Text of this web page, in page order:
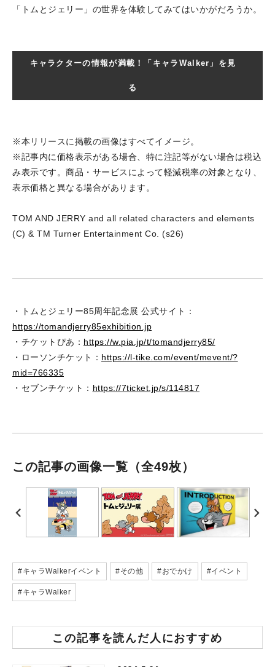
「トムとジェリー」の世界を体験してみてはいかがだろうか。
キャラクターの情報が満載！「キャラWalker」を見
る
※本リリースに掲載の画像はすべてイメージ。
※記事内に価格表示がある場合、特に注記等がない場合は税込
み表示です。商品・サービスによって軽減税率の対象となり、
表示価格と異なる場合があります。
TOM AND JERRY and all related characters and elements
(C) & TM Turner Entertainment Co. (s26)
・トムとジェリー85周年記念展 公式サイト：
https://tomandjerry85exhibition.jp
・チケットぴあ： https://w.pia.jp/t/tomandjerry85/
・ローソンチケット： https://l-tike.com/event/mevent/?
mid=766335
・セブンチケット： https://7ticket.jp/s/114817
この記事の画像一覧 （全49枚）
#キャラWalkerイベント #その他 #おでかけ #イベント
#キャラWalker
この記事を読んだ人におすすめ